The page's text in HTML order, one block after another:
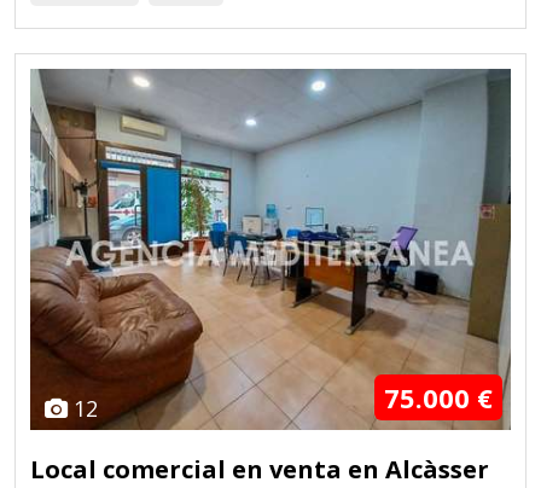
12 75.000 €
Local comercial en venta en Alcàsser